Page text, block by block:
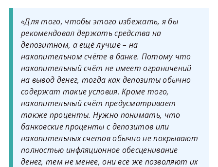
«Для того, чтобы этого избежать, я бы
рекомендовал держать средства на
депозитном, а ещё лучше – на
накопительном счёте в банке. Потому что
накопительный счёт не имеет ограничений
на вывод денег, тогда как депозиты обычно
содержат такие условия. Кроме того,
накопительный счёт предусматривает
также проценты. Нужно понимать, что
банковские проценты с депозитов или
накопительных счетов обычно не покрывают
полностью инфляционное обесценивание
денег, тем не менее, они всё же позволяют их